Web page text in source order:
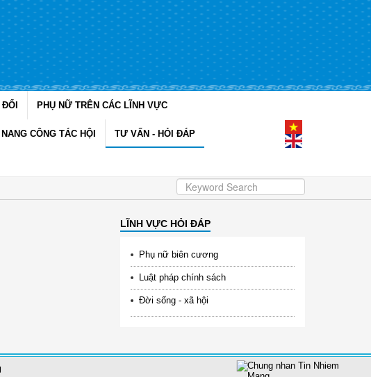
PHỤ NỮ TRÊN CÁC LĨNH VỰC
CÔNG TÁC HỘI TƯ VẤN - HỎI ĐÁP
LĨNH VỰC HỎI ĐÁP
Phụ nữ biên cương
Luật pháp chính sách
Đời sống - xã hội